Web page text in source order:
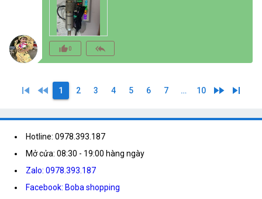
thumb_up_alt0 reply_all
skip_previous fast_rewind 1 2 3 4 5 6 7 … 10 fast_forward skip_next
Hotline: 0978.393.187
Mở cửa: 08:30 - 19:00 hàng ngày
Zalo: 0978.393.187
Facebook: Boba shopping